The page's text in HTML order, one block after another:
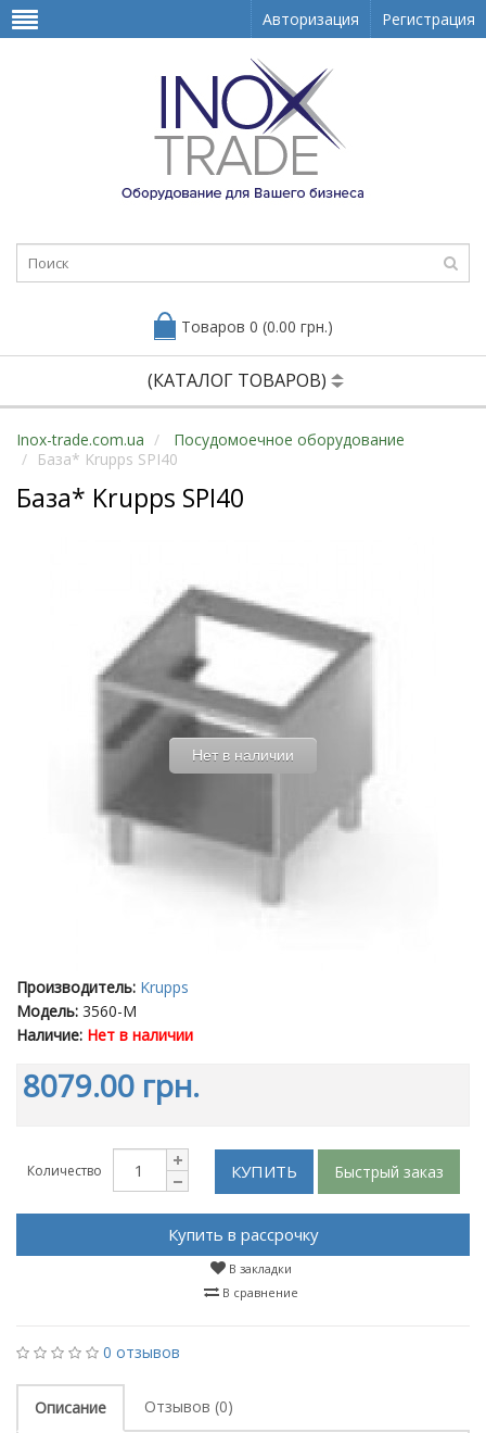
Авторизация Регистрация
Товаров 0 (0.00 грн.)
(КАТАЛОГ ТОВАРОВ)
Inox-trade.com.ua
Посудомоечное оборудование
База* Krupps SPI40
База* Krupps SPI40
Нет в наличии
Производитель: Krupps
Модель: 3560-M
Наличие: Нет в наличии
8079.00 грн.
Количество КУПИТЬ Быстрый заказ
Купить в рассрочку
В закладки
В сравнение
0 отзывов
Описание Отзывов (0)